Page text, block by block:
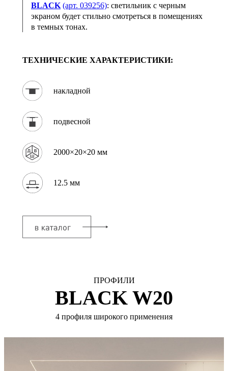
BLACK (арт. 039256): светильник с черным
экраном будет стильно смотреться в помещениях
в темных тонах.
ТЕХНИЧЕСКИЕ ХАРАКТЕРИСТИКИ:
накладной
подвесной
2000×20×20 мм
12.5 мм
ПРОФИЛИ
BLACK W20
4 профиля широкого применения